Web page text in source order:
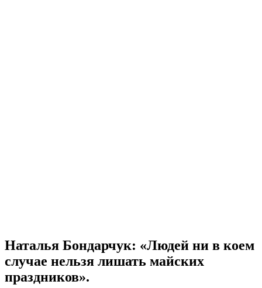
Наталья Бондарчук: «Людей ни в коем
случае нельзя лишать майских
праздников».